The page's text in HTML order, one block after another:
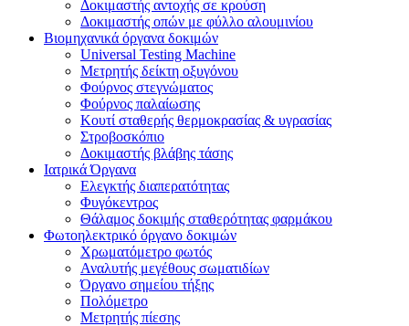
Δοκιμαστής αντοχής σε κρούση
Δοκιμαστής οπών με φύλλο αλουμινίου
Βιομηχανικά όργανα δοκιμών
Universal Testing Machine
Μετρητής δείκτη οξυγόνου
Φούρνος στεγνώματος
Φούρνος παλαίωσης
Κουτί σταθερής θερμοκρασίας & υγρασίας
Στροβοσκόπιο
Δοκιμαστής βλάβης τάσης
Ιατρικά Όργανα
Ελεγκτής διαπερατότητας
Φυγόκεντρος
Θάλαμος δοκιμής σταθερότητας φαρμάκου
Φωτοηλεκτρικό όργανο δοκιμών
Χρωματόμετρο φωτός
Αναλυτής μεγέθους σωματιδίων
Όργανο σημείου τήξης
Πολόμετρο
Μετρητής πίεσης